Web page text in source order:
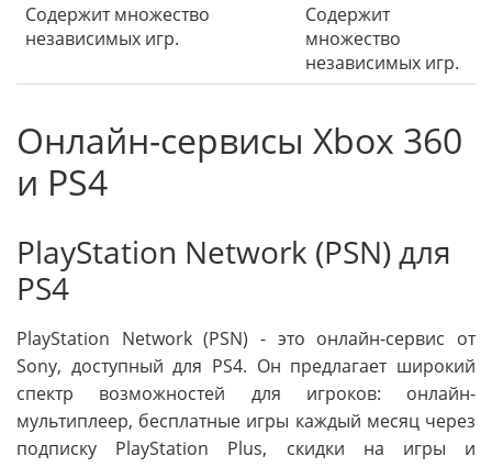
Содержит множество
независимых игр.
Содержит
множество
независимых игр.
Онлайн-сервисы Xbox 360
и PS4
PlayStation Network (PSN) для
PS4
PlayStation Network (PSN) - это онлайн-сервис от
Sony, доступный для PS4. Он предлагает широкий
спектр возможностей для игроков: онлайн-
мультиплеер, бесплатные игры каждый месяц через
подписку PlayStation Plus, скидки на игры и